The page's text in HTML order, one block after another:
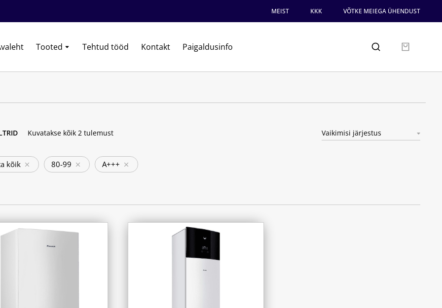
MEIST KKK VÕTKE MEIEGA ÜHENDUST
Tooted Tehtud tööd Kontakt Paigaldusinfo
Kuvatakse kõik 2 tulemust
kõik 80-99 A+++